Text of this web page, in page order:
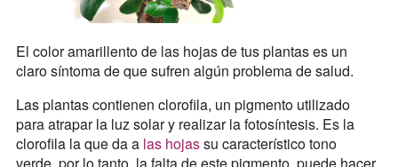
El color amarillento de las hojas de tus plantas es un
claro síntoma de que sufren algún problema de salud.
Las plantas contienen clorofila, un pigmento utilizado
para atrapar la luz solar y realizar la fotosíntesis. Es la
clorofila la que da a las hojassu característico tono